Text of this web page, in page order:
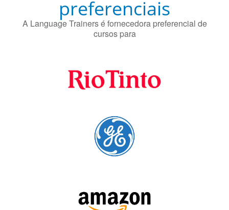
Fornecedores
preferenciais